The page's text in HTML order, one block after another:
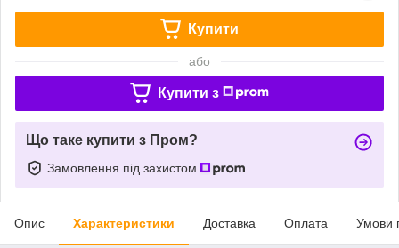
Купити
або
Купити з
Що таке купити з Пром?
Замовлення під захистом
Опис Характеристики Доставка Оплата Умови